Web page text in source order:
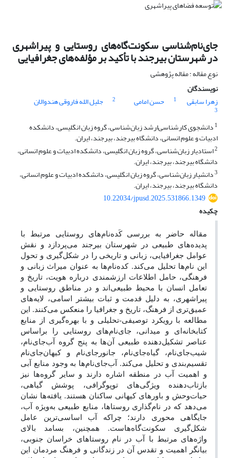
جای‌نام‌شناسی سکونت‌گاه‌های روستایی و پیراشهری
در شهرستان بیرجند با تأکید بر مؤلفه‌های جغرافیایی
نوع مقاله : مقاله پژوهشی
نویسندگان
زهرا سابقی
1 حسن امامی 2 جلیل الله فاروقی هندوالان
3
1 دانشجوی کارشناسی‌ارشد زبان‌شناسی، گروه زبان انگلیسی، دانشکده
ادبیات و علوم انسانی، دانشگاه بیرجند، بیرجند، ایران.
2استادیار زبان‌شناسی، گروه زبان انگلیسی، دانشکده ادبیات و علوم انسانی،
دانشگاه بیرجند، بیرجند، ایران.
3دانشیار زبان‌شناسی، گروه زبان انگلیسی، دانشکده ادبیات و علوم انسانی،
دانشگاه بیرجند، بیرجند، ایران.
10.22034/jpusd.2025.531866.1349
چکیده
مقاله حاضر به بررسی کَده‌نام‌های روستایی مرتبط با
پدیده‌های طبیعی در شهرستان بیرجند می‌پردازد و نقش
عوامل جغرافیایی، زبانی و تاریخی را در شکل‌گیری و تحول
این نام‌ها تحلیل می‌کند. کده‌نام‌ها به عنوان میراث زبانی و
فرهنگی، حامل اطلاعات ارزشمندی درباره هویت، تاریخ و
تعامل انسان با محیط طبیعی‌اند و در مناطق روستایی و
پیراشهری، به دلیل قدمت و ثبات بیشتر اسامی، لایه‌های
عمیق‌تری از فرهنگ، تاریخ و جغرافیا را منعکس می‌کنند. این
مطالعه با رویکرد توصیفی-تحلیلی و با بهره‌گیری از منابع
کتابخانه‌ای و میدانی، جای‌نام‌های روستایی را براساس
عناصر تشکیل‌دهنده طبیعی آن‌ها به پنج گروه آب‌جای‌نام،
شیب‌جای‌نام، گیاه‌جای‌نام، جانور‌جای‌نام و کیهان‌جای‌نام
تقسیم‌بندی و تحلیل می‌کند. آب‌جای‌نام‌ها به وجود منابع آبی
و اهمیت آب در منطقه اشاره دارند و سایر گروه‌ها نیز
بازتاب‌دهنده ویژگی‌های توپوگرافی، پوشش گیاهی،
حیات‌وحش و باورهای کیهانی ساکنان‌ هستند. یافته‌ها نشان
می‌دهد که در نام‌گذاری روستاها، منابع طبیعی به‌ویژه آب،
جایگاهی محوری دارند؛ چراکه آب اساسی‌ترین عامل
شکل‌گیری سکونت‌گاه‌هاست. همچنین، بسامد بالای
واژه‌های مرتبط با آب در نام روستاهای خراسان جنوبی،
بیانگر اهمیت و تقدس آن در زندگانی و فرهنگ مردمان این